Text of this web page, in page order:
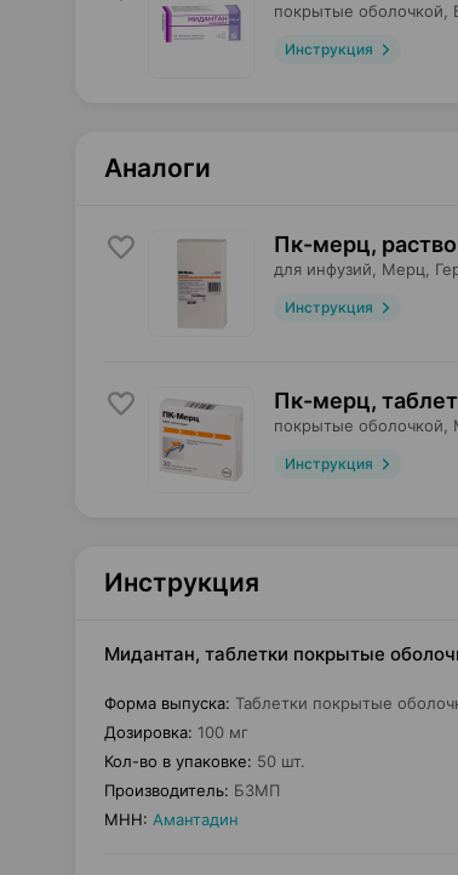
покрытые оболочкой,
Инструкция
Аналоги
Пк-мерц,
для инфузий, Мерц ,
Инструкция
Пк-мерц,
покрытые оболочкой,
Инструкция
Инструкция
Мидантан, таблетки покрытые
Форма выпуска: Таблетки покрытые
Дозировка: 100 мг
Кол-во в упаковке: 50 шт.
Производитель: БЗМП
МНН: Амантадин